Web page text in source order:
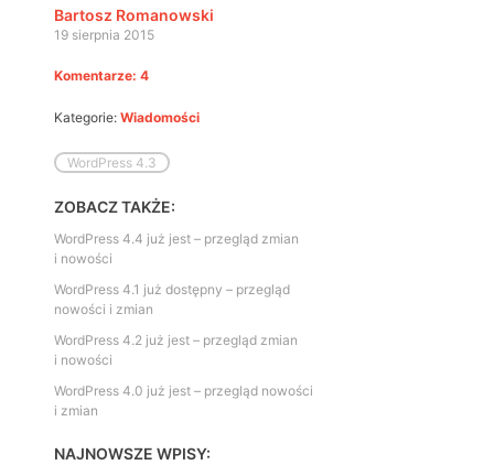
Bartosz Romanowski
19 sierpnia 2015
Komentarze: 4
Kategorie: Wiadomości
WordPress 4.3
ZOBACZ TAKŻE:
WordPress 4.4 już jest – przegląd zmian
i nowości
WordPress 4.1 już dostępny – przegląd
nowości i zmian
WordPress 4.2 już jest – przegląd zmian
i nowości
WordPress 4.0 już jest – przegląd nowości
i zmian
NAJNOWSZE WPISY: